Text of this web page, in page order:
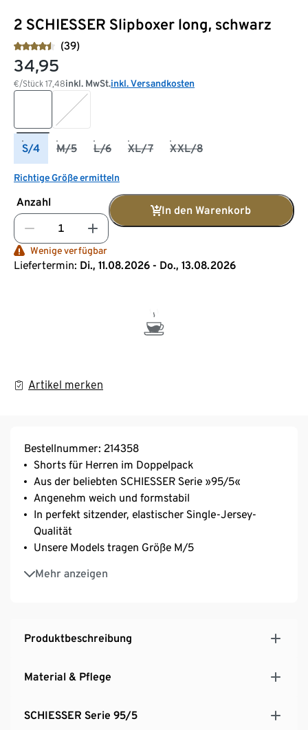
2 SCHIESSER Slipboxer long, schwarz
(39)
34,95
€/Stück 17,48inkl. MwSt.inkl. Versandkosten
S/4 M/5 L/6 XL/7 XXL/8
Richtige Größe ermitteln
Anzahl
In den Warenkorb
Wenige verfügbar
Liefertermin: Di., 11.08.2026 - Do., 13.08.2026
Artikel merken
Bestellnummer: 214358
Shorts für Herren im Doppelpack
Aus der beliebten SCHIESSER Serie »95/5«
Angenehm weich und formstabil
In perfekt sitzender, elastischer Single-Jersey-
Qualität
Unsere Models tragen Größe M/5
Mehr anzeigen
Farblich abgesetzter, sportlicher Logo-
Webgummibund
Produktbeschreibung
Material & Pflege
SCHIESSER Serie 95/5